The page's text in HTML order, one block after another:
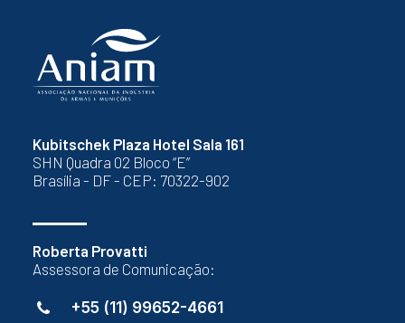
Kubitschek Plaza Hotel Sala 161
SHN Quadra 02 Bloco “E”
Brasília - DF - CEP: 70322-902
Roberta Provatti
Assessora de Comunicação:
+55 (11) 99652-4661